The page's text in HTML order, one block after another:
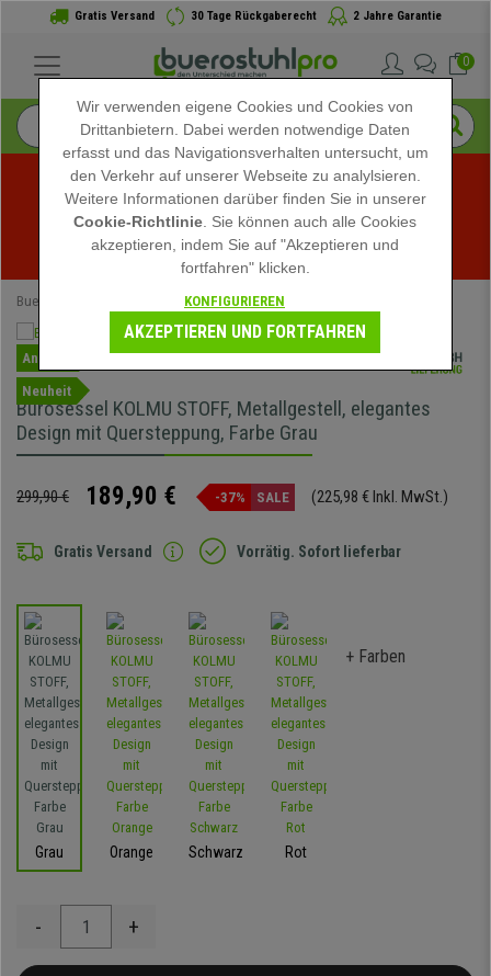
Gratis Versand 30 Tage Rückgaberecht 2 Jahre Garantie
0
Sommerschlussverkauf bei buerostuhlpro! Exklusive
Rabatte für kurze Zeit - Aktion ansehen -
Buerostuhlpro Chefsessel
Angebot
Neuheit
Bürosessel KOLMU STOFF, Metallgestell, elegantes
Design mit Quersteppung, Farbe Grau
299,90 € 189,90 € -37% SALE (225,98 € Inkl. MwSt.)
Gratis Versand Vorrätig. Sofort lieferbar
Grau Orange Schwarz Rot
+ Farben
- +
Wir verwenden eigene Cookies und Cookies von
Drittanbietern. Dabei werden notwendige Daten
erfasst und das Navigationsverhalten untersucht, um
den Verkehr auf unserer Webseite zu analylsieren.
Weitere Informationen darüber finden Sie in unserer
Cookie-Richtlinie . Sie können auch alle Cookies
akzeptieren, indem Sie auf "Akzeptieren und
fortfahren" klicken.
KONFIGURIEREN
AKZEPTIEREN UND FORTFAHREN